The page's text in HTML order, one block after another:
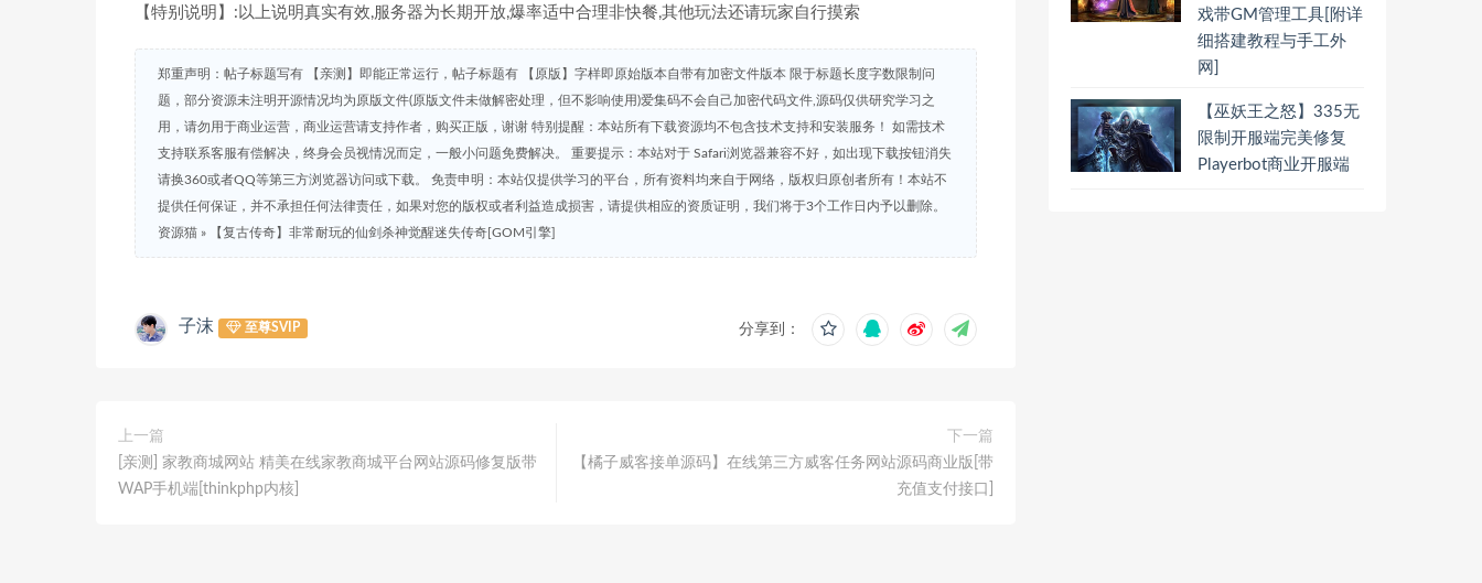
【特别说明】:以上说明真实有效,服务器为长期开放,爆率适中合理非快餐,其他玩法还请玩家自行摸索
郑重声明：帖子标题写有 【亲测】即能正常运行，帖子标题有 【原版】字样即原始版本自带有加密文件版本 限于标题长度字数限制问
题，部分资源未注明开源情况均为原版文件(原版文件未做解密处理，但不影响使用)爱集码不会自己加密代码文件,源码仅供研究学习之
用，请勿用于商业运营，商业运营请支持作者，购买正版，谢谢 特别提醒：本站所有下载资源均不包含技术支持和安装服务！ 如需技术
支持联系客服有偿解决，终身会员视情况而定，一般小问题免费解决。 重要提示：本站对于 Safari浏览器兼容不好，如出现下载按钮消失
请换360或者QQ等第三方浏览器访问或下载。 免责申明：本站仅提供学习的平台，所有资料均来自于网络，版权归原创者所有！本站不
提供任何保证，并不承担任何法律责任，如果对您的版权或者利益造成损害，请提供相应的资质证明，我们将于3个工作日内予以删除。
资源猫 » 【复古传奇】非常耐玩的仙剑杀神觉醒迷失传奇[GOM引擎]
子沫 至尊SVIP 分享到：
上一篇
[亲测] 家教商城网站 精美在线家教商城平台网站源码修复版带
WAP手机端[thinkphp内核]
下一篇
【橘子威客接单源码】在线第三方威客任务网站源码商业版[带
充值支付接口]
戏带GM管理工具[附详
细搭建教程与手工外
网]
【巫妖王之怒】335无
限制开服端完美修复
Playerbot商业开服端